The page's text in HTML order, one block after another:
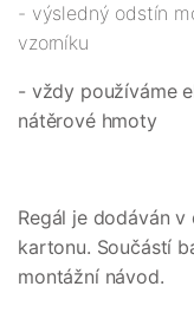
- výsledný odstín
vzorníku
- vždy používáme
nátěrové hmoty
Regál je dodáván
kartonu. Součástí
montážní návod.